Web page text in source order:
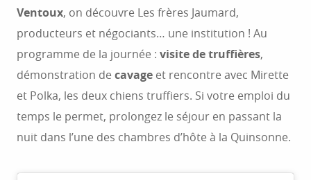
Ventoux, on découvre Les frères Jaumard,
producteurs et négociants… une institution ! Au
programme de la journée : visite de truffières,
démonstration de cavage et rencontre avec Mirette
et Polka, les deux chiens truffiers. Si votre emploi du
temps le permet, prolongez le séjour en passant la
nuit dans l’une des chambres d’hôte à la Quinsonne.